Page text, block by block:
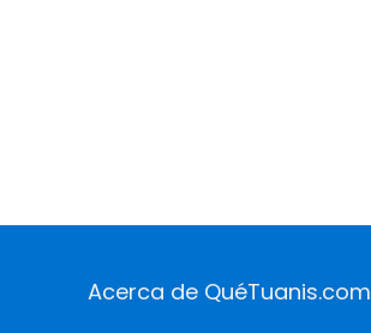
Acerca de QuéTuanis.com